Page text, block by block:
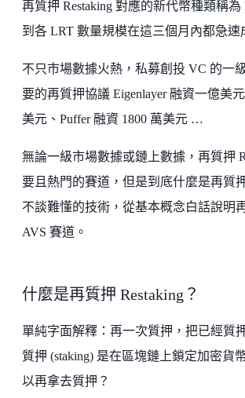
再質押 Restaking 對應的新代幣種類稱
到各 LRT 數量規模在這三個月內都急速
不只市場數據火熱，私募創投 VC 的一
要的再質押協議 Eigenlayer 融資一億美
美元、Puffer 融資 1800 萬美元 …
無論一級市場數據或鏈上數據，再質押
要且熱門的賽道，但是到底什麼是再質
不談難懂的技術，從基本概念白話說明
AVS 賽道。
什麼是再質押 Restaking？
單純字面解釋：再一次質押，把已經質
質押 (staking) 是在區塊鏈上鎖定加密貨
以再拿去質押？